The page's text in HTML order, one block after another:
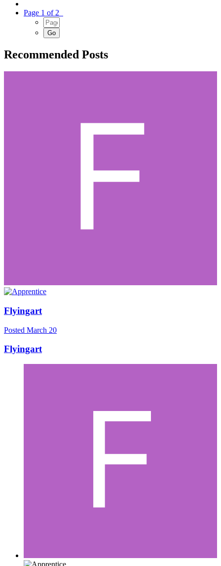
Page 1 of 2
Recommended Posts
Flyingart
Posted March 20
Flyingart